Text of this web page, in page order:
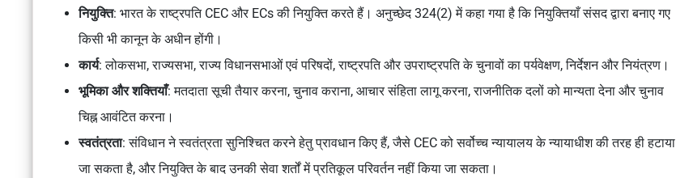
नियुक्ति: भारत के राष्ट्रपति CEC और ECs की नियुक्ति करते हैं। अनुच्छेद 324(2) में कहा गया है कि नियुक्तियाँ संसद द्वारा बनाए गए
किसी भी कानून के अधीन होंगी।
कार्य: लोकसभा, राज्यसभा, राज्य विधानसभाओं एवं परिषदों, राष्ट्रपति और उपराष्ट्रपति के चुनावों का पर्यवेक्षण, निर्देशन और नियंत्रण।
भूमिका और शक्तियाँ: मतदाता सूची तैयार करना, चुनाव कराना, आचार संहिता लागू करना, राजनीतिक दलों को मान्यता देना और चुनाव
चिह्न आवंटित करना।
स्वतंत्रता: संविधान ने स्वतंत्रता सुनिश्चित करने हेतु प्रावधान किए हैं, जैसे CEC को सर्वोच्च न्यायालय के न्यायाधीश की तरह ही हटाया
जा सकता है, और नियुक्ति के बाद उनकी सेवा शर्तों में प्रतिकूल परिवर्तन नहीं किया जा सकता।